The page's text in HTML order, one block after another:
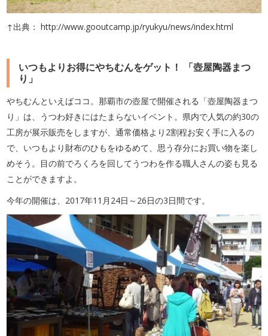
↑出典： http://www.gooutcamp.jp/ryukyu/news/index.html
いつもよりお得にやちむんをゲット！ 「壺屋陶器まつ
り」
やちむんといえばココ。那覇市の壺屋で開催される「壺屋陶器まつ
り」は、うつわ好きにはたまらないイベント。県内で人気の約30の
工房が展示販売をしますが、通常価格より2割程お安く手に入るの
で、いつもより財布のひもをゆるめて、思う存分にお買い物を楽し
めそう。目の前でろくろを回してうつわを作る職人さんの姿も見る
ことができますよ。
今年の開催は、2017年11月24日～26日の3日間です。